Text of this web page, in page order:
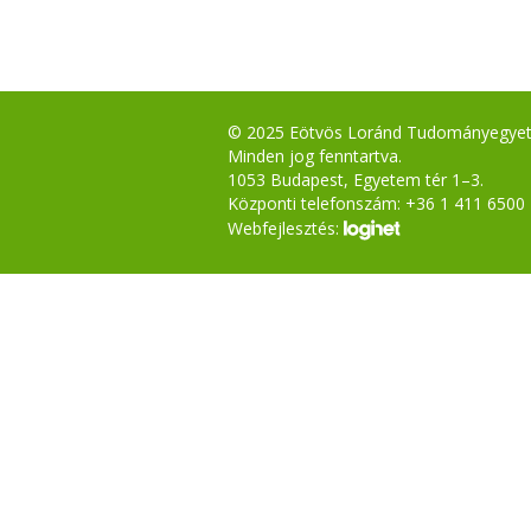
© 2025 Eötvös Loránd
Minden jog fenntartva.
1053 Budapest, Egyetem tér 1–3.
Központi telefonszám: +36 1 411 6500
Webfejlesztés: